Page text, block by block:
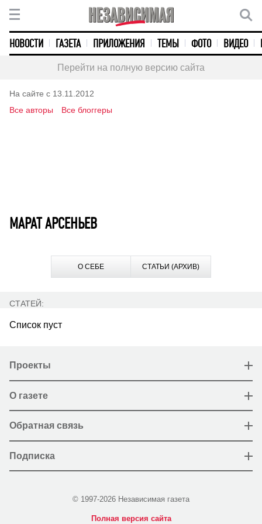
НОВОСТИ ГАЗЕТА ПРИЛОЖЕНИЯ ТЕМЫ ФОТО ВИДЕО
Перейти на полную версию сайта
На сайте с 13.11.2012
Все авторы
Все блоггеры
МАРАТ АРСЕНЬЕВ
О СЕБЕ СТАТЬИ (АРХИВ)
СТАТЕЙ:
Список пуст
Проекты
О газете
Обратная связь
Подписка
© 1997-2026 Независимая газета
Полная версия сайта